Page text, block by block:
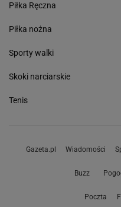
Piłka Ręczna
Piłka nożna
Sporty walki
Skoki narciarskie
Tenis
Gazeta.pl Wiadomości
Buzz
Poczta